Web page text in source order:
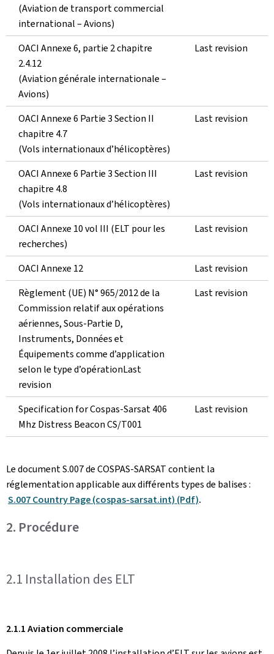
(Aviation de transport commercial
international – Avions)
OACI Annexe 6, partie 2 chapitre
2.4.12
(Aviation générale internationale –
Avions)
Last revision
OACI Annexe 6 Partie 3 Section II
chapitre 4.7
(Vols internationaux d’hélicoptères)
Last revision
OACI Annexe 6 Partie 3 Section III
chapitre 4.8
(Vols internationaux d’hélicoptères)
Last revision
OACI Annexe 10 vol III (ELT pour les
recherches)
Last revision
OACI Annexe 12
Last revision
Règlement (UE) N° 965/2012 de la
Commission relatif aux opérations
aériennes, Sous-Partie D,
Instruments, Données et
Équipements comme d’application
selon le type d’opérationLast
revision
Last revision
Specification for Cospas-Sarsat 406
Mhz Distress Beacon CS/T001
Last revision
Le document S.007 de COSPAS-SARSAT contient la
réglementation applicable aux différents types de balises :
S.007 Country Page (cospas-sarsat.int) (Pdf).
2. Procédure
2.1 Installation des ELT
2.1.1 Aviation commerciale